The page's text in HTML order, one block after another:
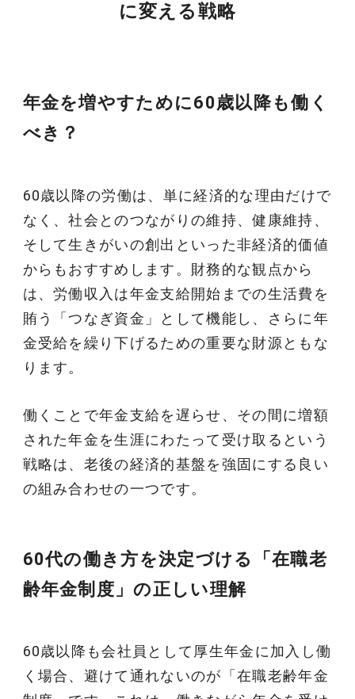
に変える戦略
年金を増やすために60歳以降も働く
べき？
60歳以降の労働は、単に経済的な理由だけで
なく、社会とのつながりの維持、健康維持、
そして生きがいの創出といった非経済的価値
からもおすすめします。財務的な観点から
は、労働収入は年金支給開始までの生活費を
賄う「つなぎ資金」として機能し、さらに年
金受給を繰り下げるための重要な財源ともな
ります。
働くことで年金支給を遅らせ、その間に増額
された年金を生涯にわたって受け取るという
戦略は、老後の経済的基盤を強固にする良い
の組み合わせの一つです。
60代の働き方を決定づける「在職老
齢年金制度」の正しい理解
60歳以降も会社員として厚生年金に加入し働
く場合、避けて通れないのが「在職老齢年金